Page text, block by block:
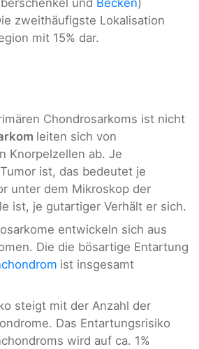
zweithäufigste Lokalisation
mit 15% dar.
Chondrosarkoms ist nicht
leiten sich von
Knorpelzellen ab. Je
ist, das bedeutet je
unter dem Mikroskop der
ist, je gutartiger Verhält er sich.
entwickeln sich aus
Die die bösartige Entartung
ist insgesamt
steigt mit der Anzahl der
Das Entartungsrisiko
wird auf ca. 1%